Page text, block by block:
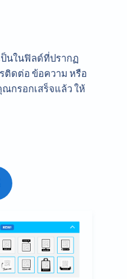
นในฟิลด์ที่ปรากฏ
ติดต่อ ข้อความ หรือ
กรอกเสร็จแล้ว ให้